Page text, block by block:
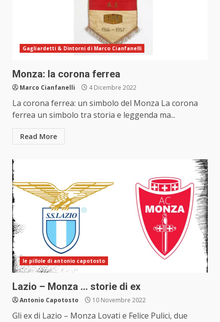
Gagliardetti & Dintorni di Marco Cianfanelli
Monza: la corona ferrea
Marco Cianfanelli 4 Dicembre 2022
La corona ferrea: un simbolo del Monza La corona
ferrea un simbolo tra storia e leggenda ma...
Read More
le pillole di antonio capotosto
Lazio – Monza … storie di ex
Antonio Capotosto 10 Novembre 2022
Gli ex di Lazio – Monza Lovati e Felice Pulici, due